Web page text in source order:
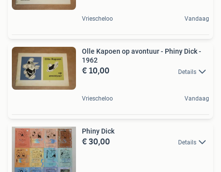
Vriescheloo Vandaag
Olle Kapoen op avontuur - Phiny Dick -
1962
€ 10,00 Details
Vriescheloo Vandaag
Phiny Dick
€ 30,00 Details